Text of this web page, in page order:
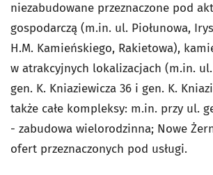
niezabudowane przeznaczone pod
gospodarczą (m.in. ul. Piołunowa,
H.M. Kamieńskiego, Rakietowa),
w atrakcyjnych lokalizacjach (m.in. ul.
gen. K. Kniaziewicza 36 i gen. K.
także całe kompleksy: m.in. przy ul.
- zabudowa wielorodzinna; Nowe
ofert przeznaczonych pod usługi.